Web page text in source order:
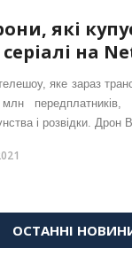
які
на
яке зараз
передплатників,
і розвідки. Дрон
ОСТАННІ